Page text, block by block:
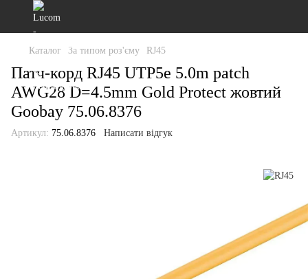
Каталог За типом роз'єму RJ45
Патч-корд RJ45 UTP5e 5.0m patch
AWG28 D=4.5mm Gold Protect жовтий
Goobay 75.06.8376
Артикул: 75.06.8376 Написати відгук